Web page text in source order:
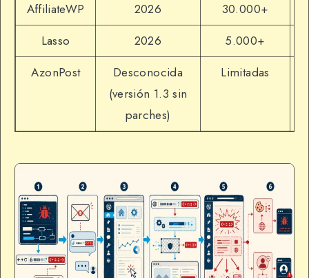
AffiliateWP 2026
30.000+
Lasso
2026
5.000+
AzonPost
Desconocida
(versión 1.3 sin
parches)
Limitadas